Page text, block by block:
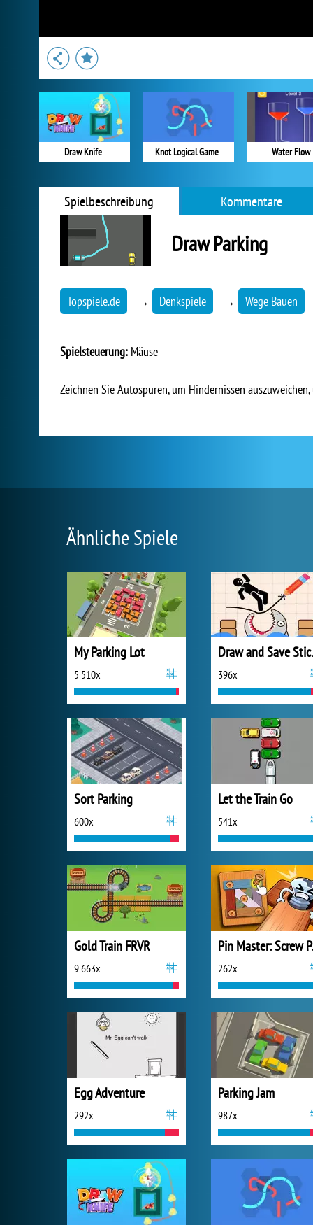
Draw Knife Knot Logical Game Water Flow
Spielbeschreibung Kommentare
Draw Parking
Topspiele.de → Denkspiele → Wege Bauen
Spielsteuerung: Mäuse
Zeichnen Sie Autospuren, um Hindernissen
Ähnliche Spiele
My Parking Lot
5 510x 396x
Sort Parking
600x
Let the Train Go
541x
Gold Train FRVR
9 663x
Pin
262x
Egg Adventure
292x
Parking Jam
987x